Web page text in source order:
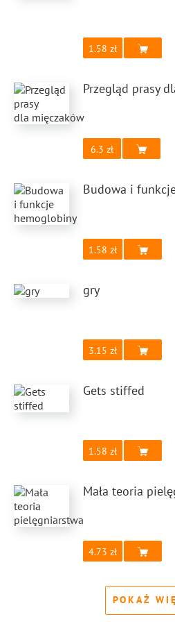
1.58
Przegląd prasy
6.3
Budowa i
1.58
gry
3.15
Gets stiffed
1.58
Mała teoria
4.73
POKAŻ